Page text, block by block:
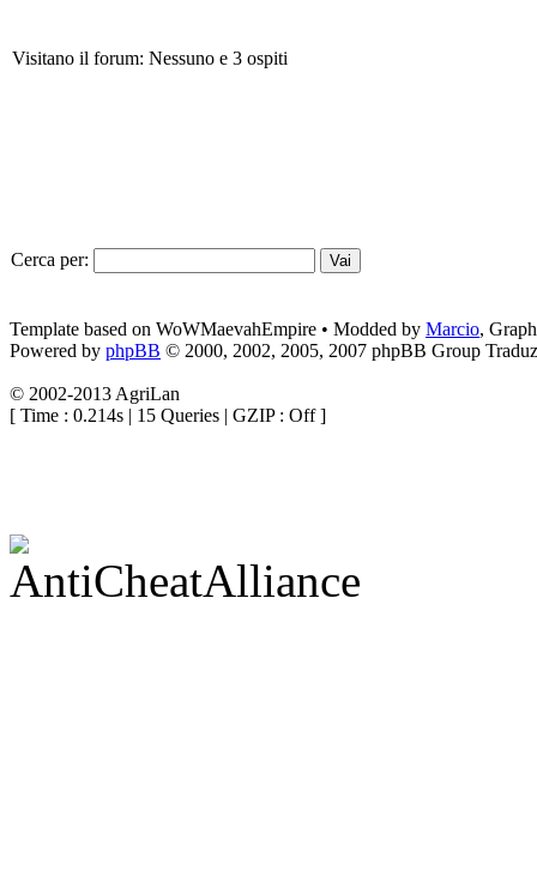
Visitano il forum: Nessuno e 3 ospiti
Cerca per:
Template based on WoWMaevahEmpire • Modded by Marcio,
Powered by phpBB © 2000, 2002, 2005, 2007 phpBB Group
© 2002-2013 AgriLan
[ Time : 0.214s | 15 Queries | GZIP : Off ]